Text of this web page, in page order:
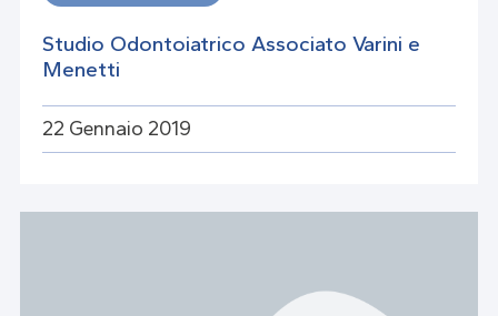
Studio Odontoiatrico Associato Varini e
Menetti
22 Gennaio 2019